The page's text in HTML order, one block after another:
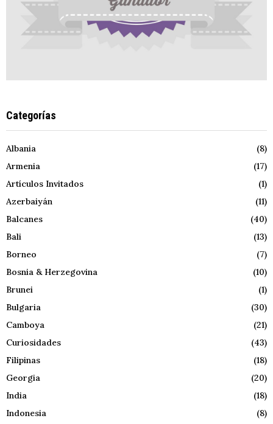
Categorías
Albania
(8)
Armenia
(17)
Artículos Invitados
(1)
Azerbaiyán
(11)
Balcanes
(40)
Bali
(13)
Borneo
(7)
Bosnia & Herzegovina
(10)
Brunei
(1)
Bulgaria
(30)
Camboya
(21)
Curiosidades
(43)
Filipinas
(18)
Georgia
(20)
India
(18)
Indonesia
(8)